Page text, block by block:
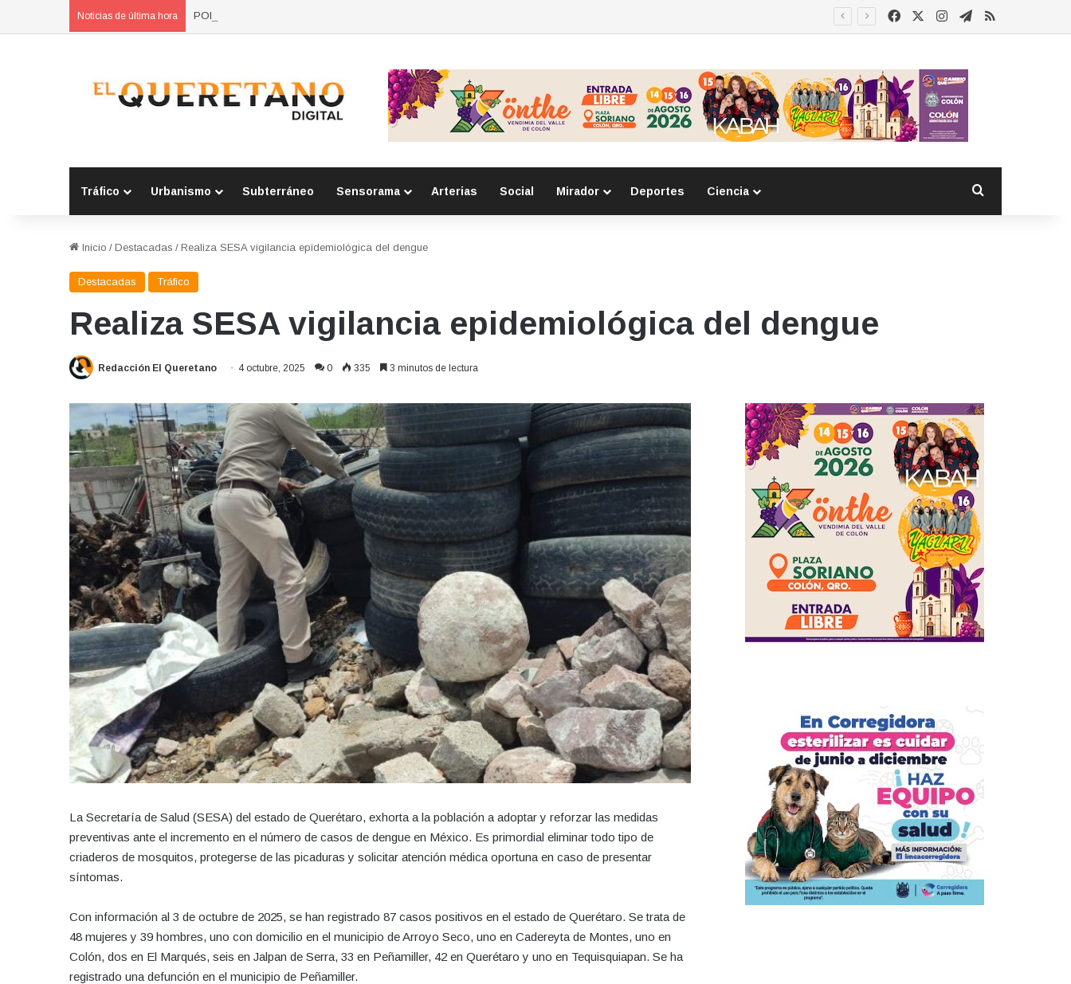
Noticias de última hora POES asegura vehículo relacionado con robos a comercio con violencia en Querétaro y Guanajuato; hay un detenido FacebookInstagram
Telegram
RSS
Tráfico Urbanismo Subterráneo Sensorama Arterias Social Mirador Deportes Ciencia
Inicio / Destacadas / Realiza SESA vigilancia epidemiológica del dengue
Destacadas Tráfico
Realiza SESA vigilancia epidemiológica del dengue
Redacción El Queretano 4 octubre, 2025 0 335 3 minutos de lectura
La Secretaría de Salud (SESA) del estado de Querétaro, exhorta a la población a adoptar y reforzar las medidas
preventivas ante el incremento en el número de casos de dengue en México. Es primordial eliminar todo tipo de
criaderos de mosquitos, protegerse de las picaduras y solicitar atención médica oportuna en caso de presentar
síntomas.
Con información al 3 de octubre de 2025, se han registrado 87 casos positivos en el estado de Querétaro. Se trata de
48 mujeres y 39 hombres, uno con domicilio en el municipio de Arroyo Seco, uno en Cadereyta de Montes, uno en
Colón, dos en El Marqués, seis en Jalpan de Serra, 33 en Peñamiller, 42 en Querétaro y uno en Tequisquiapan. Se ha
registrado una defunción en el municipio de Peñamiller.